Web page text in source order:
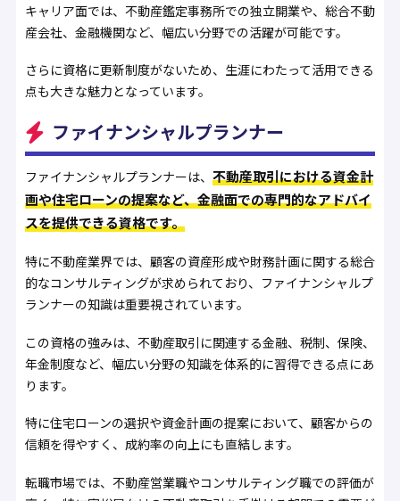
キャリア面では、不動産鑑定事務所での独立開業や、総合不動
産会社、金融機関など、幅広い分野での活躍が可能です。
さらに資格に更新制度がないため、生涯にわたって活用できる
点も大きな魅力となっています。
ファイナンシャルプランナー
ファイナンシャルプランナーは、 不動産取引における資金計
画や住宅ローンの提案など、金融面での専門的なアドバイ
スを提供できる資格です。
特に不動産業界では、顧客の資産形成や財務計画に関する総合
的なコンサルティングが求められており、ファイナンシャルプ
ランナーの知識は重要視されています。
この資格の強みは、不動産取引に関連する金融、税制、保険、
年金制度など、幅広い分野の知識を体系的に習得できる点にあ
ります。
特に住宅ローンの選択や資金計画の提案において、顧客からの
信頼を得やすく、成約率の向上にも直結します。
転職市場では、不動産営業職やコンサルティング職での評価が